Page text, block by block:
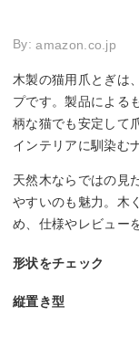
By:amazon.co.jp
木製の猫用爪とぎは
プです。製品による
柄な猫でも安定して
インテリアに馴染む
天然木ならではの見
やすいのも魅力。木
め、仕様やレビュー
形状をチェック
縦置き型